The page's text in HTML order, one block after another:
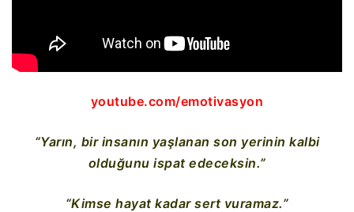
youtube.com/emotivasyon
“Yarın, bir insanın yaşlanan son yerinin kalbi
olduğunu ispat edeceksin.”
“Kimse hayat kadar sert vuramaz.”